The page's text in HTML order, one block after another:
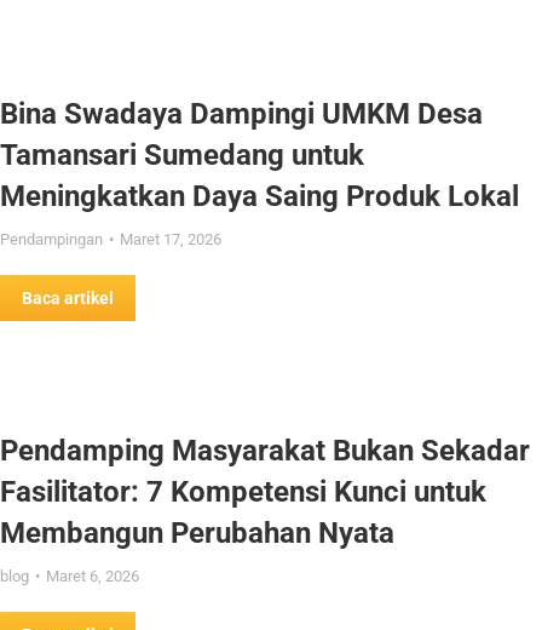
Bina Swadaya Dampingi UMKM Desa
Tamansari Sumedang untuk
Meningkatkan Daya Saing Produk Lokal
Pendampingan Maret 17, 2026
Baca artikel
Pendamping Masyarakat Bukan Sekadar
Fasilitator: 7 Kompetensi Kunci untuk
Membangun Perubahan Nyata
blog Maret 6, 2026